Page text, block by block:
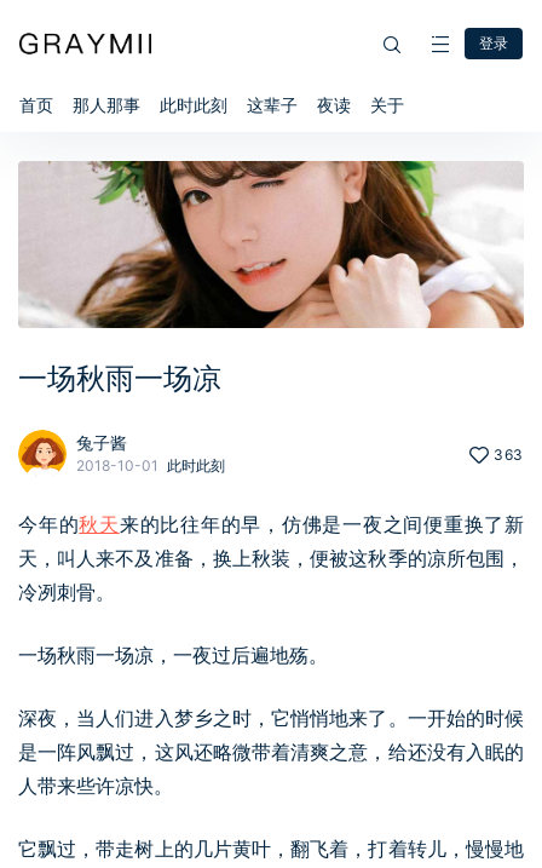
登录
首页 那人那事 此时此刻 这辈子 夜读 关于
一场秋雨一场凉
兔子酱
2018-10-01 此时此刻
363
今年的秋天来的比往年的早，仿佛是一夜之间便重换了新
天，叫人来不及准备，换上秋装，便被这秋季的凉所包围，
冷冽刺骨。
一场秋雨一场凉，一夜过后遍地殇。
深夜，当人们进入梦乡之时，它悄悄地来了。一开始的时候
是一阵风飘过，这风还略微带着清爽之意，给还没有入眠的
人带来些许凉快。
它飘过，带走树上的几片黄叶，翻飞着，打着转儿，慢慢地